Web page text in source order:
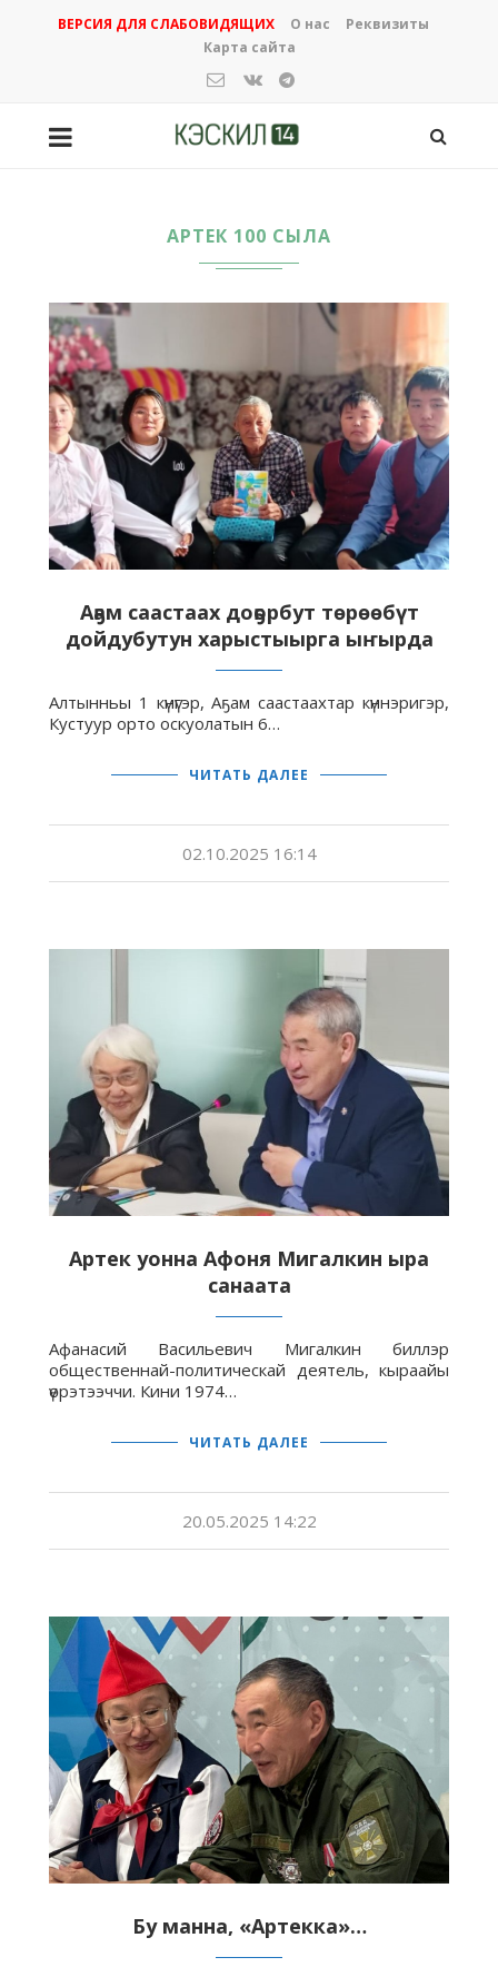
ВЕРСИЯ ДЛЯ СЛАБОВИДЯЩИХ О нас
Реквизиты
Карта сайта
АРТЕК 100 СЫЛА
Аҕам саастаах доҕорбут төрөөбүт
дойдубутун харыстыырга ыҥырда
Алтынньы 1 күнүгэр, Аҕам саастаахтар күннэригэр,
Кустуур орто оскуолатын 6…
ЧИТАТЬ ДАЛЕЕ
02.10.2025 16:14
Артек уонна Афоня Мигалкин ыра
санаата
Афанасий Васильевич Мигалкин биллэр
общественнай-политическай деятель, кыраайы
үөрэтээччи. Кини 1974…
ЧИТАТЬ ДАЛЕЕ
20.05.2025 14:22
Бу манна, «Артекка»…